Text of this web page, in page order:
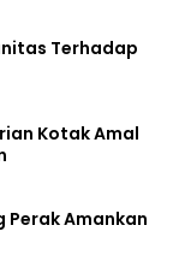
Terhadap
Kotak Amal
Perak Amankan